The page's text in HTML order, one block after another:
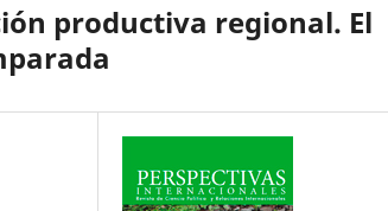
productiva regional. El